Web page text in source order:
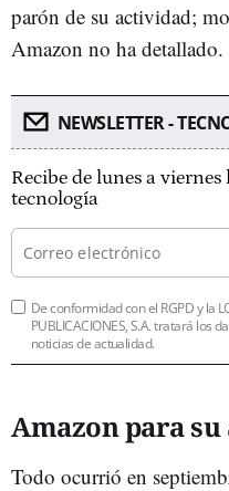
parón de su actividad;
Amazon no ha detallado.
NEWSLETTER -
Recibe de lunes a
tecnología
De conformidad con el RGPD y la
PUBLICACIONES, S.A. tratará los
noticias de actualidad.
Amazon para
Todo ocurrió en